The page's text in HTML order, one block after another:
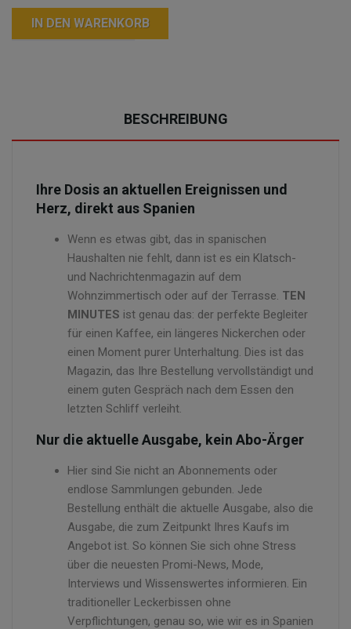
IN DEN WARENKORB
BESCHREIBUNG
Ihre Dosis an aktuellen Ereignissen und
Herz, direkt aus Spanien
Wenn es etwas gibt, das in spanischen
Haushalten nie fehlt, dann ist es ein Klatsch-
und Nachrichtenmagazin auf dem
Wohnzimmertisch oder auf der Terrasse. TEN
MINUTES ist genau das: der perfekte Begleiter
für einen Kaffee, ein längeres Nickerchen oder
einen Moment purer Unterhaltung. Dies ist das
Magazin, das Ihre Bestellung vervollständigt und
einem guten Gespräch nach dem Essen den
letzten Schliff verleiht.
Nur die aktuelle Ausgabe, kein Abo-Ärger
Hier sind Sie nicht an Abonnements oder
endlose Sammlungen gebunden. Jede
Bestellung enthält die aktuelle Ausgabe, also die
Ausgabe, die zum Zeitpunkt Ihres Kaufs im
Angebot ist. So können Sie sich ohne Stress
über die neuesten Promi-News, Mode,
Interviews und Wissenswertes informieren. Ein
traditioneller Leckerbissen ohne
Verpflichtungen, genau so, wie wir es in Spanien